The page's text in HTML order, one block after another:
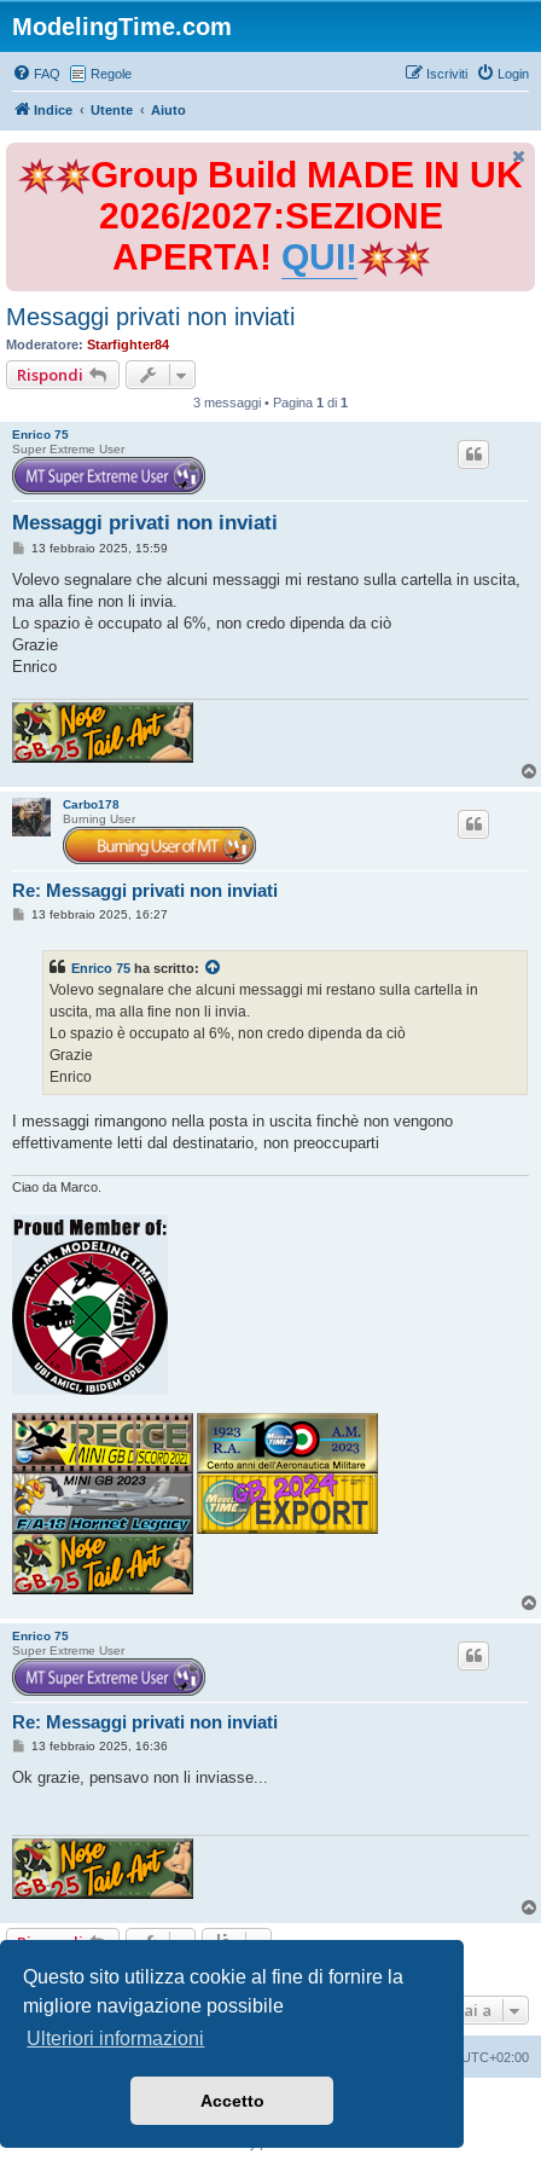
Questo sito utilizza cookie al fine di fornire la
migliore navigazione possibile
Ulteriori informazioni
Accetto
ModelingTime.com
FAQ Regole Login
Iscriviti
Indice Utente Aiuto
Group Build MADE IN UK
2026/2027:SEZIONE
APERTA! QUI!
Messaggi privati non inviati
Moderatore: Starfighter84
Rispondi
3 messaggi • Pagina 1 di 1
Enrico 75
Super Extreme User
Messaggi privati non inviati
M
s
a
g
i
o
13 febbraio 2025, 15:59
Volevo segnalare che alcuni messaggi mi restano sulla cartella in uscita,
ma alla fine non li invia.
Lo spazio è occupato al 6%, non credo dipenda da ciò
Grazie
Enrico
Carbo178
Burning User
Re: Messaggi privati non inviati
M13 febbraio 2025, 16:27
Enrico 75 ha scritto:
Volevo segnalare che alcuni messaggi mi restano sulla cartella in
uscita, ma alla fine non li invia.
Lo spazio è occupato al 6%, non credo dipenda da ciò
Grazie
Enrico
I messaggi rimangono nella posta in uscita finchè non vengono
effettivamente letti dal destinatario, non preoccuparti
Ciao da Marco.
Enrico 75
Super Extreme User
Re: Messaggi privati non inviati
M
s
i
o
13 febbraio 2025, 16:36
Ok grazie, pensavo non li inviasse...
Rispondi
3 messaggi • Pagina1 di1
Vai a
UTC+02:00
phpBB® Forum Software © phpBB Limited
Traduzione ItalianaphpBB-Italia.it